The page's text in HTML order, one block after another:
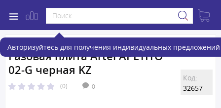
Авторизуйтесь для получения индивидуальных предложений
Газовая плита Artel APETITO
02-G черная KZ
(0) 0
Код:
32657